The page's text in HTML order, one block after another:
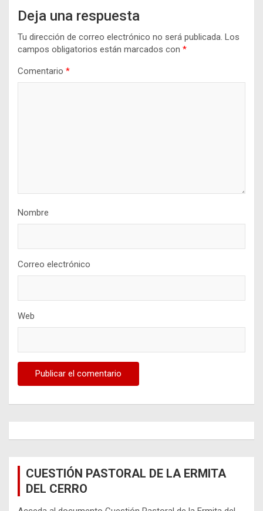
Deja una respuesta
Tu dirección de correo electrónico no será publicada. Los
campos obligatorios están marcados con *
Comentario *
Nombre
Correo electrónico
Web
CUESTIÓN PASTORAL DE LA ERMITA
DEL CERRO